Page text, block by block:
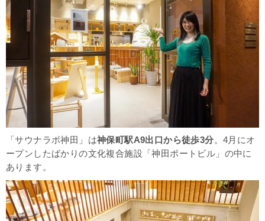
「サウナラボ神田」は神保町駅A9出口から徒歩3分。4月にオ
ープンしたばかりの文化複合施設「神田ポートビル」の中に
あります。